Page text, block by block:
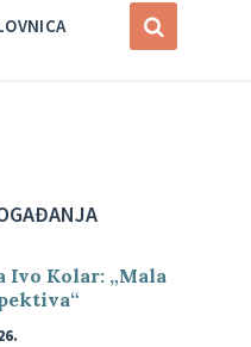
Ivo Kolar: „Mala